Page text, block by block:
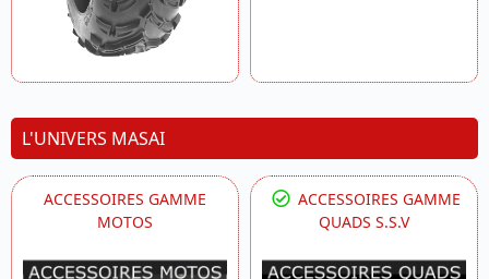
L'UNIVERS MASAI
ACCESSOIRES GAMME
MOTOS
ACCESSOIRES GAMME
QUADS S.S.V